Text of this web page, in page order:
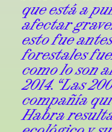
que está a
afectar
esto fue
forestales
como lo son
2014. “Las
compañía
Habra